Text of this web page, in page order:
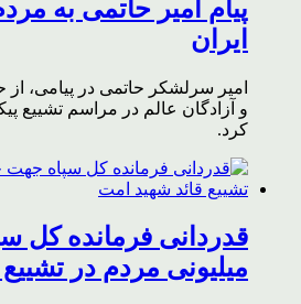
پیام امیر حاتمی به
ایران
امیر سرلشکر حاتمی در پیامی،
و آزادگان عالم در مراسم تشییع
کرد.
قدردانی فرمانده کل
میلیونی مردم در